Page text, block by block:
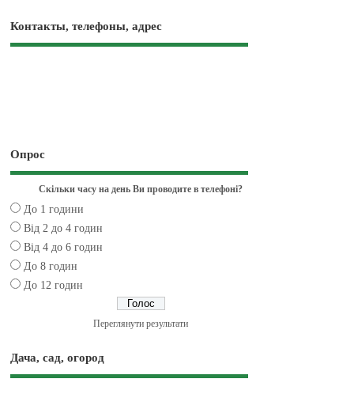
Контакты, телефоны, адрес
Опрос
Скільки часу на день Ви проводите в телефоні?
До 1 години
Від 2 до 4 годин
Від 4 до 6 годин
До 8 годин
До 12 годин
Переглянути результати
Дача, сад, огород